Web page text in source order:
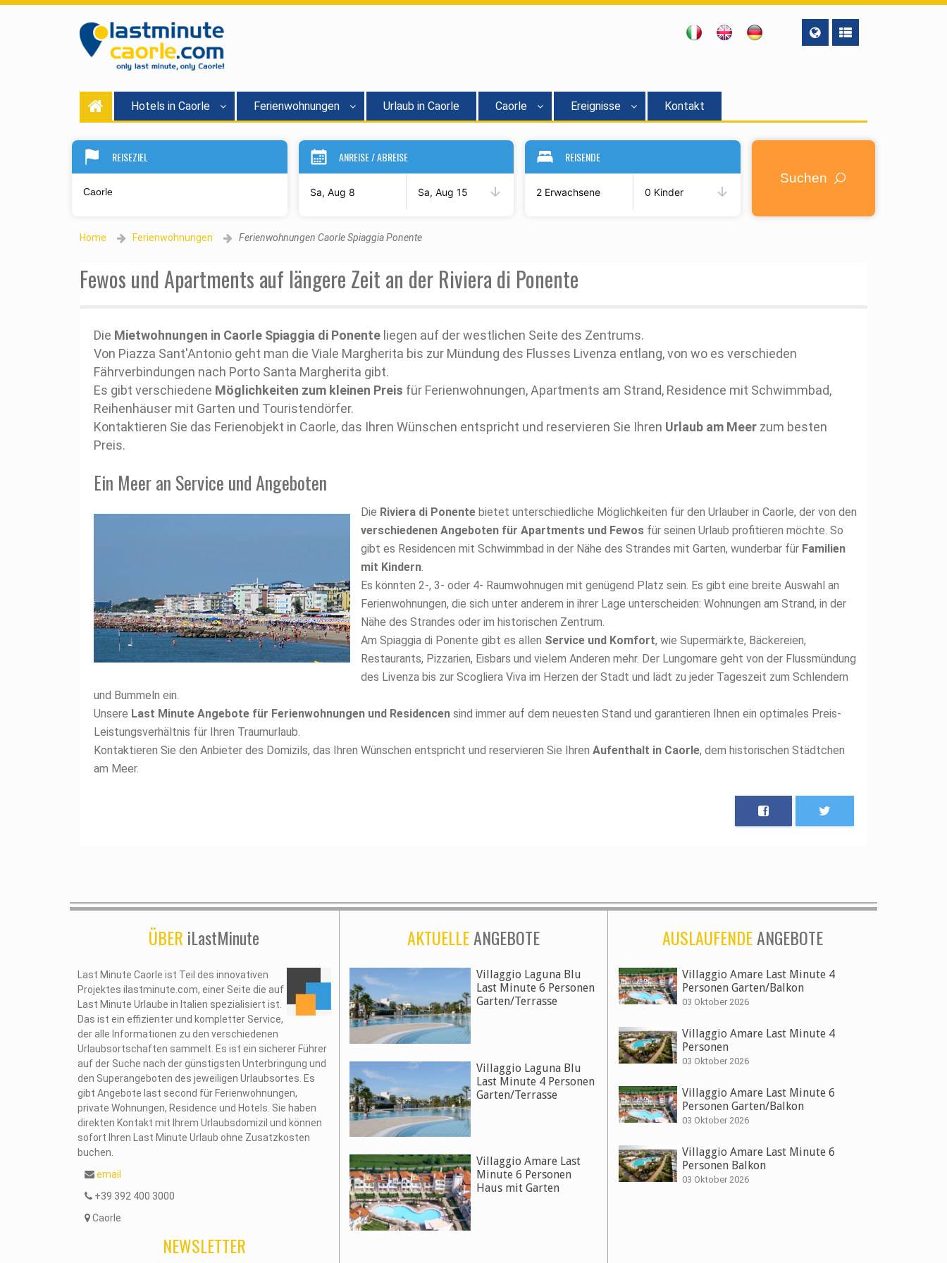
Hotels in Caorle Ferienwohnungen Urlaub in Caorle Caorle Ereignisse Kontakt
REISEZIEL ANREISE / ABREISE
Sa, Aug 8 Sa, Aug 15
REISENDE
2 Erwachsene 0 Kinder
Suchen
Home Ferienwohnungen Ferienwohnungen Caorle Spiaggia Ponente
Fewos und Apartments auf längere Zeit an der Riviera di Ponente
Die Mietwohnungen in Caorle Spiaggia di Ponente liegen auf der westlichen Seite des Zentrums.
Von Piazza Sant'Antonio geht man die Viale Margherita bis zur Mündung des Flusses Livenza entlang, von wo es verschieden
Fährverbindungen nach Porto Santa Margherita gibt.
Es gibt verschiedene Möglichkeiten zum kleinen Preis für Ferienwohnungen, Apartments am Strand, Residence mit Schwimmbad,
Reihenhäuser mit Garten und Touristendörfer.
Kontaktieren Sie das Ferienobjekt in Caorle, das Ihren Wünschen entspricht und reservieren Sie Ihren Urlaub am Meer zum besten
Preis.
Ein Meer an Service und Angeboten
Die Riviera di Ponente bietet unterschiedliche Möglichkeiten für den Urlauber in Caorle, der von den
verschiedenen Angeboten für Apartments und Fewos für seinen Urlaub profitieren möchte. So
gibt es Residencen mit Schwimmbad in der Nähe des Strandes mit Garten, wunderbar für Familien
mit Kindern.
Es könnten 2-, 3- oder 4- Raumwohnugen mit genügend Platz sein. Es gibt eine breite Auswahl an
Ferienwohnungen, die sich unter anderem in ihrer Lage unterscheiden: Wohnungen am Strand, in der
Nähe des Strandes oder im historischen Zentrum.
Am Spiaggia di Ponente gibt es allen Service und Komfort, wie Supermärkte, Bäckereien,
Restaurants, Pizzarien, Eisbars und vielem Anderen mehr. Der Lungomare geht von der Flussmündung
des Livenza bis zur Scogliera Viva im Herzen der Stadt und lädt zu jeder Tageszeit zum Schlendern
und Bummeln ein.
Unsere Last Minute Angebote für Ferienwohnungen und Residencen sind immer auf dem neuesten Stand und garantieren Ihnen ein optimales Preis-
Leistungsverhältnis für Ihren Traumurlaub.
Kontaktieren Sie den Anbieter des Domizils, das Ihren Wünschen entspricht und reservieren Sie IhrenAufenthalt in Caorle, dem historischen Städtchen
am Meer.
ÜBER iLastMinute
Last Minute Caorle ist Teil des innovativen
Projektes ilastminute.com, einer Seite die auf
Last Minute Urlaube in Italien spezialisiert ist.
Das ist ein effizienter und kompletter Service,
der alle Informationen zu den verschiedenen
Urlaubsortschaften sammelt. Es ist ein sicherer Führer
auf der Suche nach der günstigsten Unterbringung und
den Superangeboten des jeweiligen Urlaubsortes. Es
gibt Angebote last second für Ferienwohnungen,
private Wohnungen, Residence und Hotels. Sie haben
direkten Kontakt mit Ihrem Urlaubsdomizil und können
sofort Ihren Last Minute Urlaub ohne Zusatzkosten
buchen.
email
+39 392 400 3000
Caorle
NEWSLETTER
AKTUELLEANGEBOTE
Villaggio Laguna Blu
Last Minute 6 Personen
Garten/Terrasse
Villaggio Laguna Blu
Last Minute 4 Personen
Garten/Terrasse
Villaggio Amare Last
Minute 6 Personen
Haus mit Garten
AUSLAUFENDEANGEBOTE
Villaggio Amare Last Minute 4
Personen Garten/Balkon
03 Oktober 2026
Villaggio Amare Last Minute 4
Personen
03 Oktober 2026
Villaggio Amare Last Minute 6
Personen Garten/Balkon
03 Oktober 2026
Villaggio Amare Last Minute 6
Personen Balkon
03 Oktober 2026